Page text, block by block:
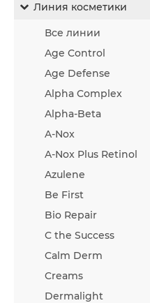
Линия косметики
Все линии
Age Control
Age Defense
Alpha Complex
Alpha-Beta
A-Nox
A-Nox Plus Retinol
Azulene
Be First
Bio Repair
C the Success
Calm Derm
Creams
Dermalight